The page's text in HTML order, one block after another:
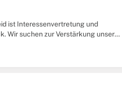
ist Interessenvertretung und
Wir suchen zur Verstärkung unseres